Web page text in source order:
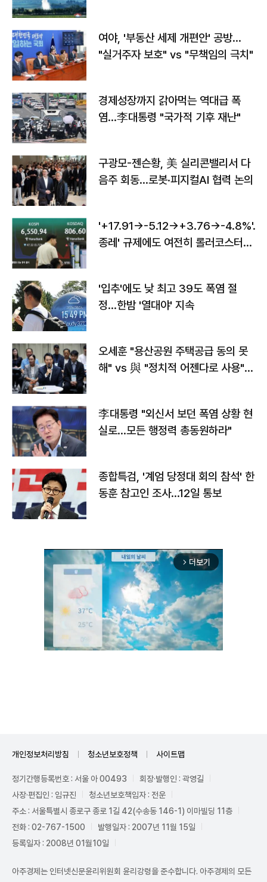
여야, '부동산 세제 개편안' 공방…
"실거주자 보호" vs "무책임의 극치"
경제성장까지 갉아먹는 역대급 폭
염…李대통령 "국가적 기후 재난"
구광모-젠슨황, 美 실리콘밸리서 다
음주 회동…로봇·피지컬AI 협력 논의
'+17.91→-5.12→+3.76→-4.8%'…'
종레' 규제에도 여전히 롤러코스터
'입추'에도 낮 최고 39도 폭염 절
정…한밤 '열대야' 지속
오세훈 "용산공원 주택공급 동의 못
해" vs 與 "정치적 어젠다로 사용"
李대통령 "외신서 보던 폭염 상황 현
실로…모든 행정력 총동원하라"
종합특검, '계엄 당정대 회의 참석' 한
동훈 참고인 조사...12일 통보
arrow_forward_ios 더보기
개인정보처리방침 청소년보호정책 사이트맵
정기간행등록번호 : 서울 아 00493
회장·발행인 : 곽영길
사장·편집인 : 임규진
청소년보호책임자 : 전운
주소 : 서울특별시 종로구 종로 1길 42(수송동 146-1) 이마빌딩 11층
전화 : 02-767-1500
발행일자 : 2007년 11월 15일
등록일자 : 2008년 01월10일
아주경제는 인터넷신문윤리위원회 윤리강령을 준수합니다. 아주경제의 모든